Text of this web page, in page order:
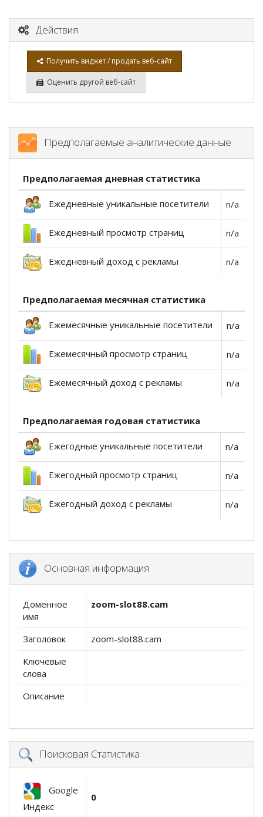
Действия
Получить виджет / продать веб-сайт
Оценить другой веб-сайт
Предполагаемые аналитические данные
Предполагаемая дневная статистика
Ежедневные уникальные посетители n/a
Ежедневный просмотр страниц n/a
Ежедневный доход с рекламы n/a
Предполагаемая месячная статистика
Ежемесячные уникальные посетители n/a
Ежемесячный просмотр страниц n/a
Ежемесячный доход с рекламы n/a
Предполагаемая годовая статистика
Ежегодные уникальные посетители n/a
Ежегодный просмотр страниц n/a
Ежегодный доход с рекламы n/a
Основная информация
Доменное
имя
zoom-slot88.cam
Заголовок
zoom-slot88.cam
Ключевые
слова
Описание
Поисковая Статистика
Google
Индекс
0